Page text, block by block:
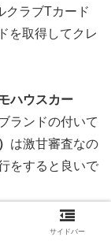
クラブTカード
を取得してクレ
ハウスカー
ランドの付いて
は激甘審査なの
をすると良いで
サイドバー